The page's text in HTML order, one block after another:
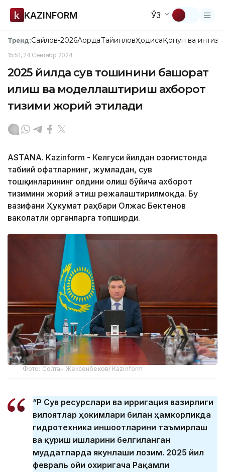
KAZINFORM ЎЗ
Тренд:Сайлов-2026АқордаТайинловҲодисаҚонун ва
15:51, 24 Сентябр 2024
2025 йилда сув тошқинини башорат
қилиш ва моделлаштириш ахборот
тизими жорий этилади
ASTANA. Kazinform - Келгуси йилдан Қозоғистонда
табиий офатларнинг, жумладан, сув
тошқинларининг олдини олиш бўйича ахборот
тизимини жорий этиш режалаштирилмоқда. Бу
вазифани Ҳукумат раҳбари Олжас Бектенов
ваколатли органларга топширди.
Фото: Солтан Жексенбеков/ Kazinform
“ҚР Сув ресурслари ва ирригация вазирлиги
вилоятлар ҳокимлари билан ҳамкорликда
гидротехника иншоотларини таъмирлаш
ва қуриш ишларини белгиланган
муддатларда якунлаши лозим. 2025 йил
февраль ойи охиригача Рақамли